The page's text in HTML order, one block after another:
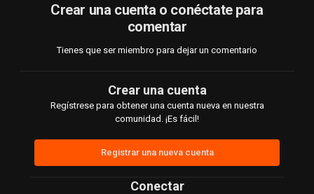
Crear una cuenta o conéctate para
comentar
Tienes que ser miembro para dejar un comentario
Crear una cuenta
Regístrese para obtener una cuenta nueva en nuestra
comunidad. ¡Es fácil!
Registrar una nueva cuenta
Conectar